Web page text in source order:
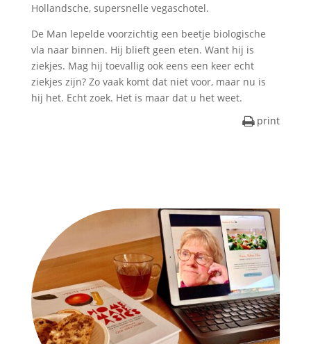
Hollandsche, supersnelle vegaschotel.
De Man lepelde voorzichtig een beetje biologische
vla naar binnen. Hij blieft geen eten. Want hij is
ziekjes. Mag hij toevallig ook eens een keer echt
ziekjes zijn? Zo vaak komt dat niet voor, maar nu is
hij het. Echt zoek. Het is maar dat u het weet.
print